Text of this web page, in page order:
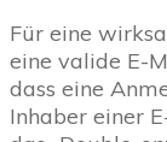
Für eine
eine valide E-
dass eine
Inhaber einer